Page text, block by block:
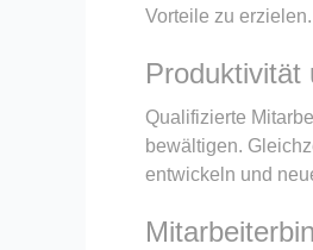
Vorteile zu erzielen.
Produktivität
Qualifizierte
bewältigen.
entwickeln und